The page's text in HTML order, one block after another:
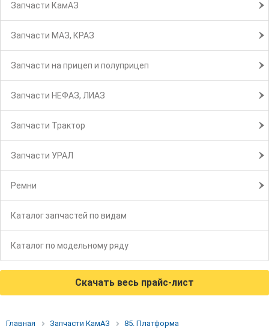
Запчасти КамАЗ
Запчасти МАЗ, КРАЗ
Запчасти на прицеп и полуприцеп
Запчасти НЕФАЗ, ЛИАЗ
Запчасти Трактор
Запчасти УРАЛ
Ремни
Каталог запчастей по видам
Каталог по модельному ряду
Скачать весь прайс-лист
Главная Запчасти КамАЗ
85. Платформа